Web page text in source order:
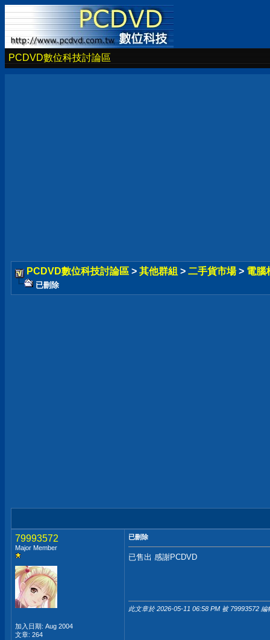
PCDVD數位科技討論區
PCDVD數位科技討論區 > 其他群組 > 二手貨市場 > 電腦
已刪除
79993572
Major Member
加入日期: Aug 2004
文章: 264
已刪除
已售出 感謝PCDVD
此文章於 2026-05-11 06:58 PM 被 79993572 編